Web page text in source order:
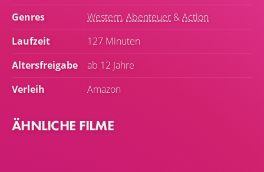
Genres Western,Abenteuer &Action
Laufzeit
127 Minuten
Altersfreigabe
ab 12 Jahre
Verleih
Amazon
ÄHNLICHE FILME